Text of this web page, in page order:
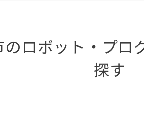
のロボット・プロ
探す